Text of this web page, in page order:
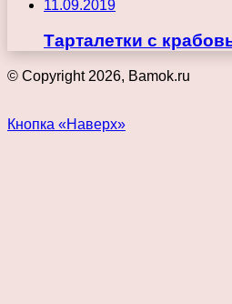
11.09.2019
Тарталетки с
© Copyright 2026, Bamok.ru
Кнопка «Наверх»